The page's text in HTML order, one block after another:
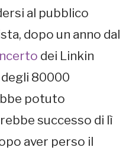
al pubblico
dopo un anno dal
dei Linkin
80000
potuto
successo di lì
aver perso il